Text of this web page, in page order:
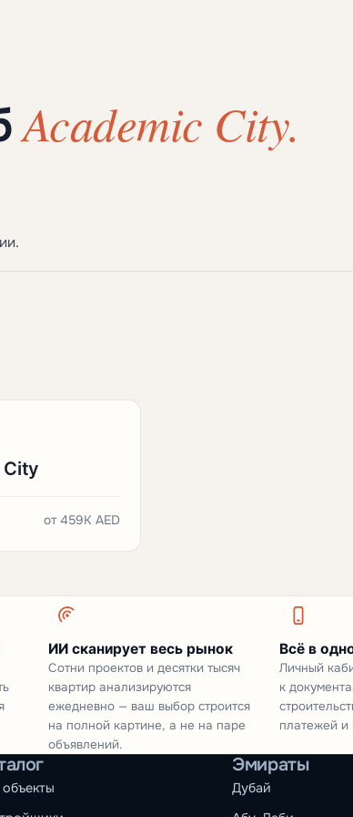
Academic City.
City
от459K AED
ИИ сканирует весь рынок
Сотни проектов и десятки тысяч
квартир анализируются
ежедневно — ваш выбор строится
на полной картине, а не на паре
объявлений.
Всё в
Личный
к
платежей и
Эмираты
Дубай